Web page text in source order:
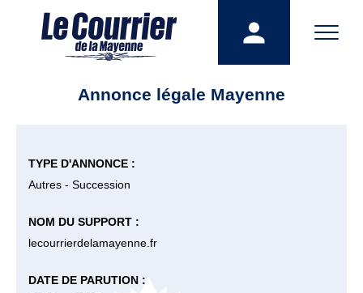
Annonce légale Mayenne
TYPE D'ANNONCE :
Autres - Succession
NOM DU SUPPORT :
lecourrierdelamayenne.fr
DATE DE PARUTION :